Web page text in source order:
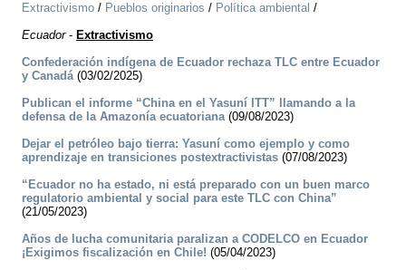
Extractivismo / Pueblos originarios / Política ambiental /
Ecuador- Extractivismo
Confederación indígena de Ecuador rechaza TLC entre Ecuador
y Canadá(03/02/2025)
Publican el informe “China en el Yasuní ITT” llamando a la
defensa de la Amazonía ecuatoriana(09/08/2023)
Dejar el petróleo bajo tierra: Yasuní como ejemplo y como
aprendizaje en transiciones postextractivistas (07/08/2023)
“Ecuador no ha estado, ni está preparado con un buen marco
regulatorio ambiental y social para este TLC con China”
(21/05/2023)
Años de lucha comunitaria paralizan a CODELCO en Ecuador
¡Exigimos fiscalización en Chile! (05/04/2023)